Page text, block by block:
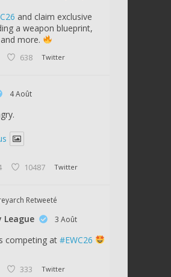
and claim exclusive
a weapon blueprint,
more.
638 Twitter
4 Août
10487 Twitter
Retweeté
League 3 Août
competing at #EWC26
333 Twitter